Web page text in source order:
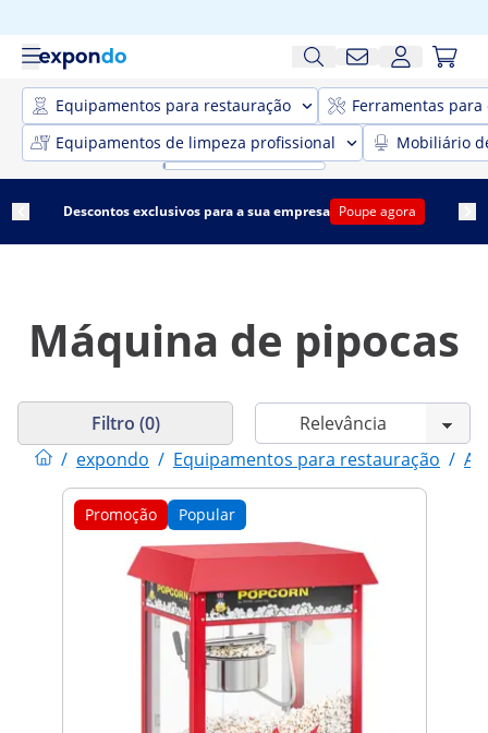
Equipamentos para restauração
Ferramentas para
Equipamentos de limpeza profissional
Mobiliário
Descontos exclusivos para a sua empresa Poupe agora
Máquina de pipocas
/ expondo / Equipamentos para restauração /
Filtro (0)
Promoção Popular